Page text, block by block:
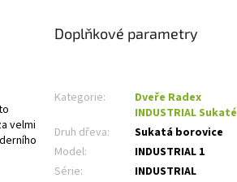
velmi
Doplňkové parametry
Kategorie:
Dveře Radex
INDUSTRIAL Sukaté
Druh dřeva:
Sukatá borovice
Model:
INDUSTRIAL 1
Série:
INDUSTRIAL